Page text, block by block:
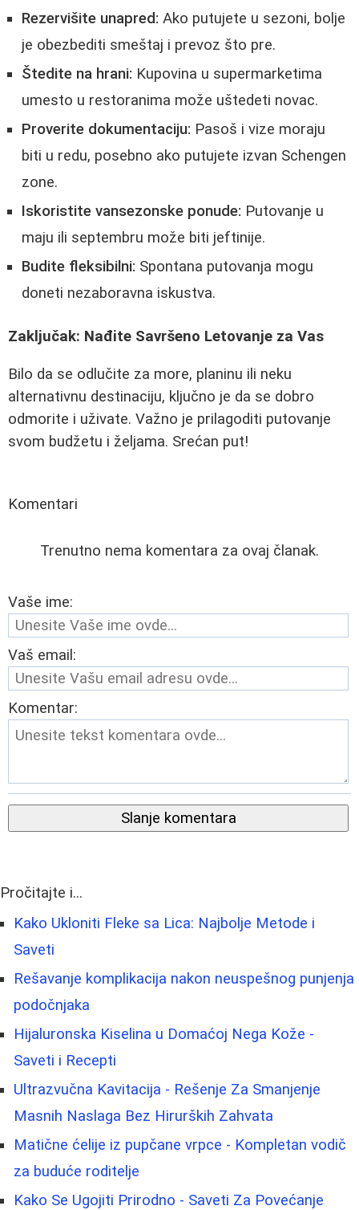
Rezervišite unapred: Ako putujete u sezoni, bolje
je obezbediti smeštaj i prevoz što pre.
Štedite na hrani: Kupovina u supermarketima
umesto u restoranima može uštedeti novac.
Proverite dokumentaciju: Pasoš i vize moraju
biti u redu, posebno ako putujete izvan Schengen
zone.
Iskoristite vansezonske ponude: Putovanje u
maju ili septembru može biti jeftinije.
Budite fleksibilni: Spontana putovanja mogu
doneti nezaboravna iskustva.
Zaključak: Nađite Savršeno Letovanje za Vas
Bilo da se odlučite za more, planinu ili neku
alternativnu destinaciju, ključno je da se dobro
odmorite i uživate. Važno je prilagoditi putovanje
svom budžetu i željama. Srećan put!
Komentari
Trenutno nema komentara za ovaj članak.
Vaše ime:
Vaš email:
Komentar:
Slanje komentara
Pročitajte i...
Kako Ukloniti Fleke sa Lica: Najbolje Metode i
Saveti
Rešavanje komplikacija nakon neuspešnog punjenja
podočnjaka
Hijaluronska Kiselina u Domaćoj Nega Kože -
Saveti i Recepti
Ultrazvučna Kavitacija - Rešenje Za Smanjenje
Masnih Naslaga Bez Hirurških Zahvata
Matične ćelije iz pupčane vrpce - Kompletan vodič
za buduće roditelje
Kako Se Ugojiti Prirodno - Saveti Za Povećanje